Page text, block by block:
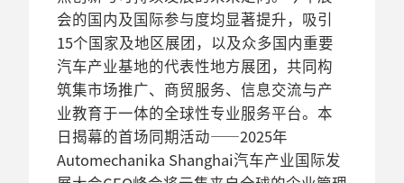
会的国内及国际参与度均显著提升，吸引
15个国家及地区展团，以及众多国内重要
汽车产业基地的代表性地方展团，共同构
筑集市场推广、商贸服务、信息交流与产
业教育于一体的全球性专业服务平台。本
日揭幕的首场同期活动——2025年
Automechanika Shanghai汽车产业国际发